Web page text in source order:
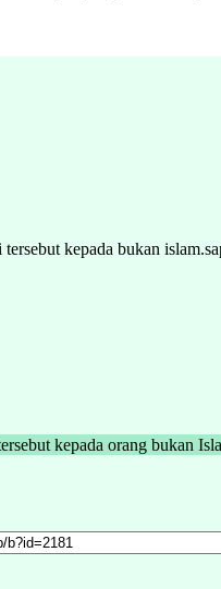
kepada bukan